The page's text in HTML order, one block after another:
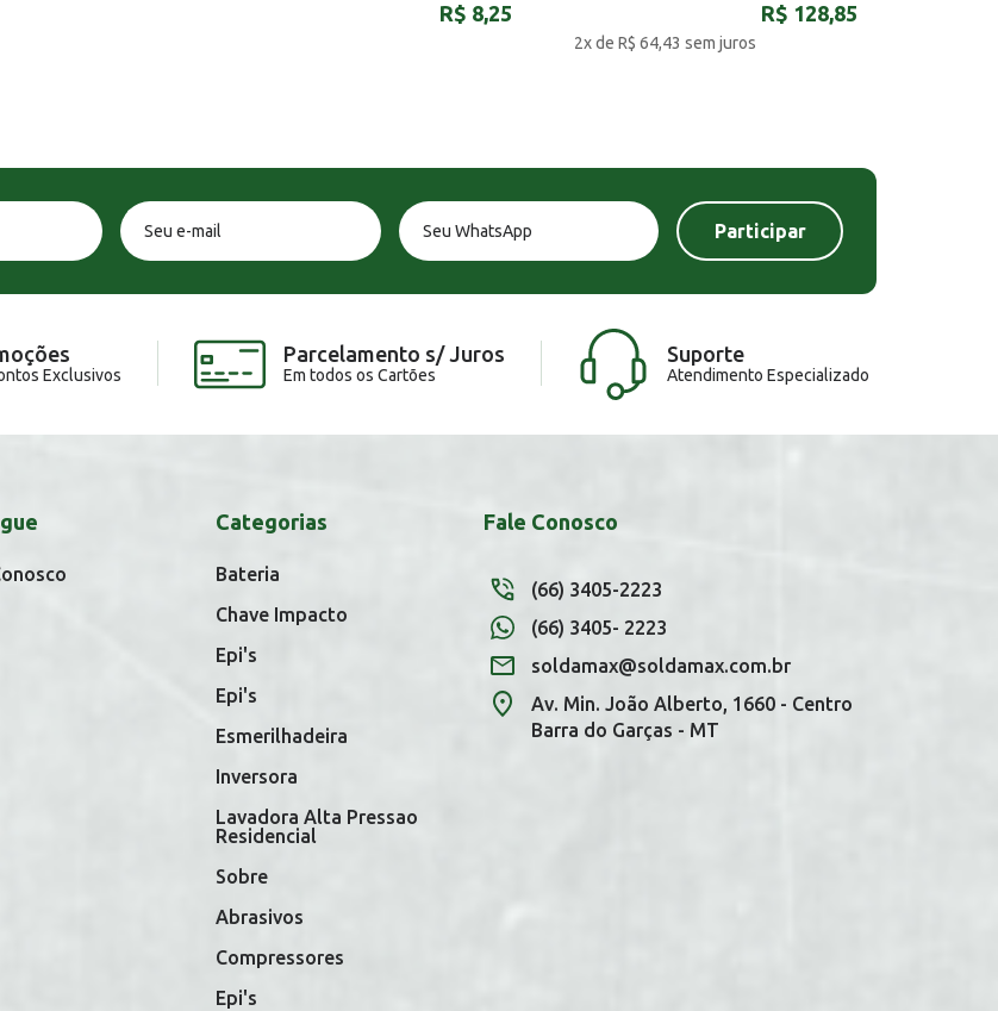
R$ 8,25 R$ 128,85
2x de R$ 64,43 sem juros
Exclusivos
Parcelamento s/ Juros
Em todos os Cartões
Suporte
Atendimento Especializado
Categorias
Bateria
Chave Impacto
Epi's
Epi's
Esmerilhadeira
Inversora
Lavadora Alta Pressao
Residencial
Sobre
Abrasivos
Compressores
Epi's
Fale Conosco
(66) 3405-2223
(66) 3405- 2223
soldamax@soldamax.com.br
Av. Min. João Alberto, 1660 - Centro
Barra do Garças - MT